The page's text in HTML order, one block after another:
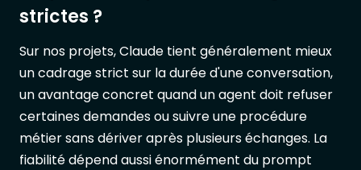
strictes ?
Sur nos projets, Claude tient généralement mieux
un cadrage strict sur la durée d'une conversation,
un avantage concret quand un agent doit refuser
certaines demandes ou suivre une procédure
métier sans dériver après plusieurs échanges. La
fiabilité dépend aussi énormément du prompt